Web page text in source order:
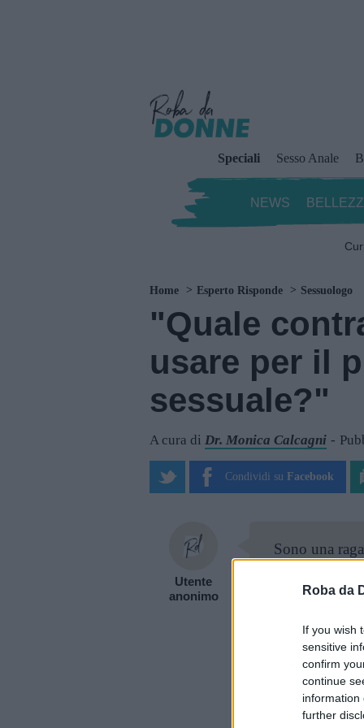
Roba da
If you wish
sensitive
confirm
continue
information
further
Speciali Sesso Anale
NEWS
Home Esperto Risponde Sessuologo
"Quale
usare per il
sessuale?"
A cura di Dr. Monica Calcagni
Condividi su Facebook
Utente
anonimo
Sono una
succederà.
Come primo
giorno dopo